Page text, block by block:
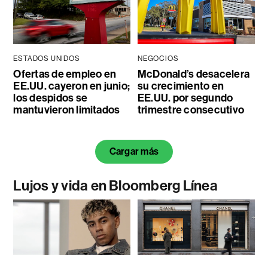
ESTADOS UNIDOS
Ofertas de empleo en
EE.UU. cayeron en junio;
los despidos se
mantuvieron limitados
NEGOCIOS
McDonald’s desacelera
su crecimiento en
EE.UU. por segundo
trimestre consecutivo
Cargar más
Lujos y vida en Bloomberg Línea